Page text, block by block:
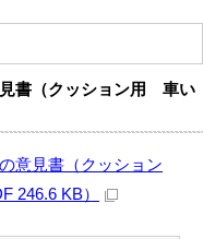
書（クッション用 車い
意見書（クッション
246.6 KB）